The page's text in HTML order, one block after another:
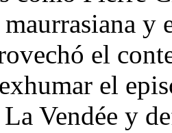
y
el
el
Vendée y